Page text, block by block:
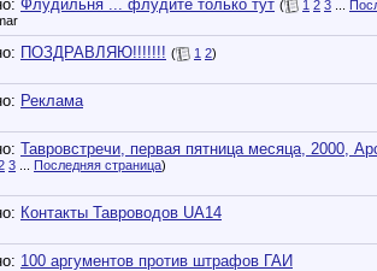
Флудильня ... флудите только тут ( 1 2 3
ПОЗДРАВЛЯЮ!!!!!!! ( 1 2)
Реклама
Тавровстречи, первая пятница месяца, 2000,
3 Последняя страница)
Контакты Тавроводов UA14
100 аргументов против штрафов ГАИ